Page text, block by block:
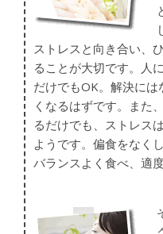
ストレスと向き合い、
ることが大切です。人
だけでもOK。解決に
くなるはずです。また
るだけでも、ストレス
ようです。偏食をなく
バランスよく食べ、適